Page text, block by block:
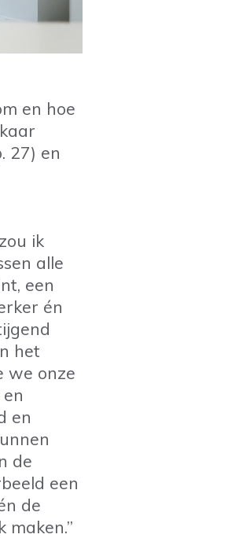
en hoe
27) en
ik
alle
een
én
het
we onze
en
de
een
de